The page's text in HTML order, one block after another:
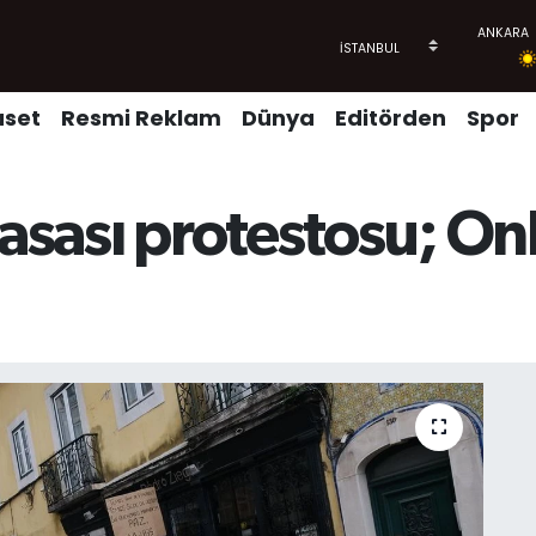
Resmi Reklam Dünya Editörden Spor
protestosu;